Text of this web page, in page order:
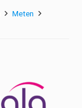
Meten